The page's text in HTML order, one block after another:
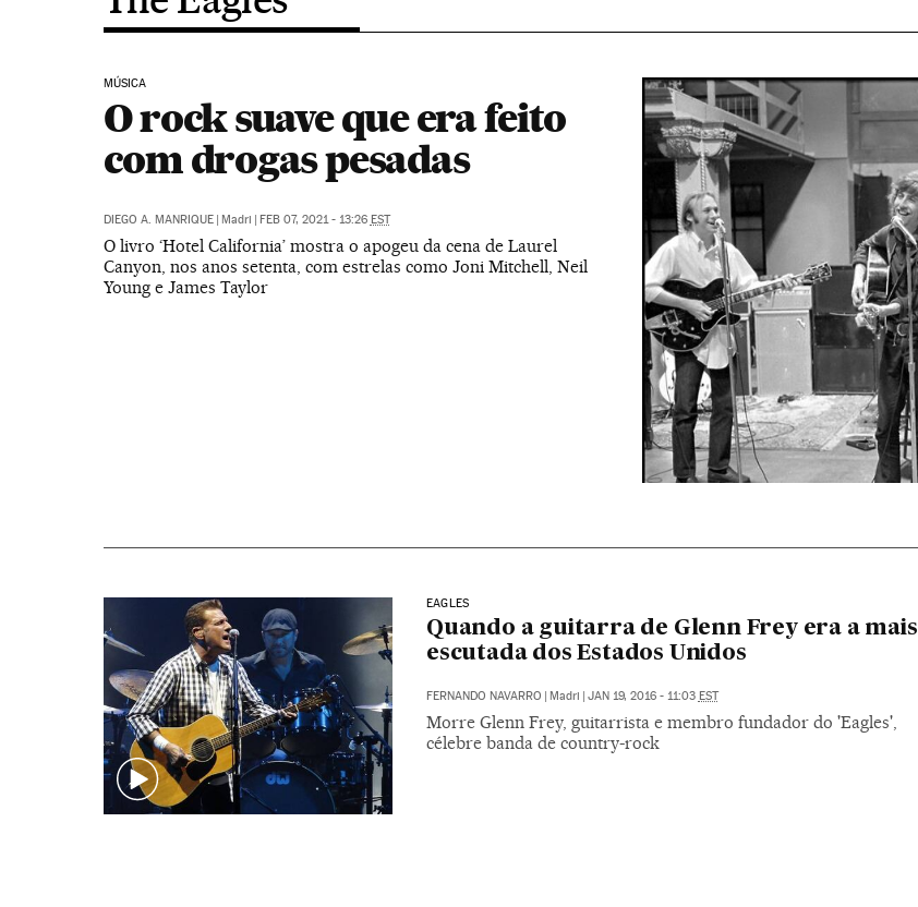
MÚSICA
O rock suave que era feito
com drogas pesadas
DIEGO A. MANRIQUE | Madri | FEB 07, 2021 - 13:26 EST
O livro ‘Hotel California’ mostra o apogeu da cena de Laurel
Canyon, nos anos setenta, com estrelas como Joni Mitchell, Neil
Young e James Taylor
EAGLES
Quando a guitarra de Glenn Frey era a mais
escutada dos Estados Unidos
FERNANDO NAVARRO | Madri | JAN 19, 2016 - 11:03 EST
Morre Glenn Frey, guitarrista e membro fundador do 'Eagles',
célebre banda de country-rock